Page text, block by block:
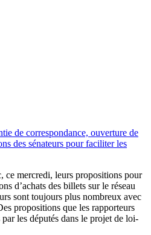
de correspondance, ouverture de
des sénateurs pour faciliter les
ce mercredi, leurs propositions pour
d’achats des billets sur le réseau
sont toujours plus nombreux avec
propositions que les rapporteurs
les députés dans le projet de loi-